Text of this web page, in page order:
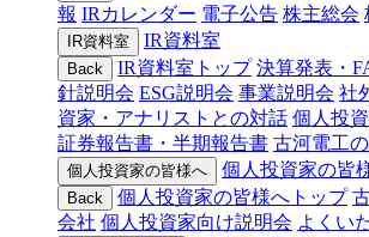
報 IRカレンダー 電子公告 株主総会
IR資料室 IR資料室
Back IR資料室トップ 決算発表・
針説明会 ESG説明会 事業説明会 社
資家・アナリストとの対話 個人投
証券報告書・半期報告書 古河電工
個人投資家の皆様へ 個人投資家の皆
Back 個人投資家の皆様へトップ
会社 個人投資家向け説明会 よくい